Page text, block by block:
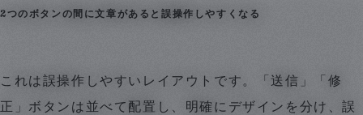
2つのボタンの間に文章があると誤操作しやすくなる
これは誤操作しやすいレイアウトです。「送信」「修
正」ボタンは並べて配置し、明確にデザインを分け、誤